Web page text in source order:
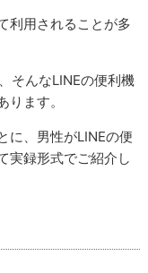
利用されることが多
そんなLINEの便利機
ます。
に、男性がLINEの便
実録形式でご紹介し